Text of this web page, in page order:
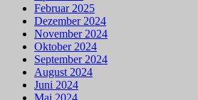
Februar 2025
Dezember 2024
November 2024
Oktober 2024
September 2024
August 2024
Juni 2024